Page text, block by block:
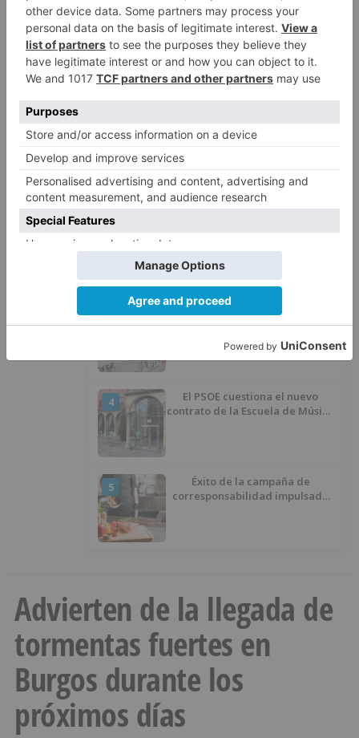
Ayuntamiento de Burgos ha
"vaciado la hucha" y depende
del Ministerio para sostener las
inversiones
LO ÚLTIMO
1
GALERÍA | La Romería de Las
personas en Las Machorras
2
3
CCOO Burgos tramita más de 200
expedientes de regularización
de inmigrantes
4
El PSOE cuestiona el nuevo
contrato de la Escuela de Música
5
Éxito de la campaña de
corresponsabilidad impulsada
Advierten de la llegada de
tormentas fuertes en
Burgos durante los
próximos días